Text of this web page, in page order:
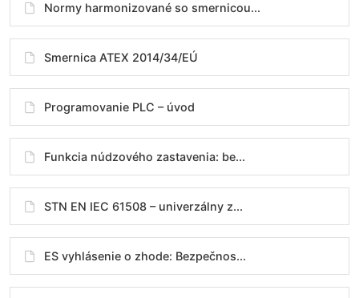
Normy harmonizované so smernicou...
Smernica ATEX 2014/34/EÚ
Programovanie PLC – úvod
Funkcia núdzového zastavenia: be...
STN EN IEC 61508 – univerzálny z...
ES vyhlásenie o zhode: Bezpečnos...